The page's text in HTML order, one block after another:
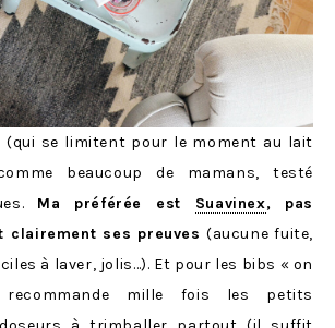
(qui se limitent pour le moment au lait
beaucoup de mamans, testé
Ma préférée est Suavinex, pas
clairement ses preuves (aucune fuite,
à laver, jolis…). Et pour les bibs « on
mille fois les petits